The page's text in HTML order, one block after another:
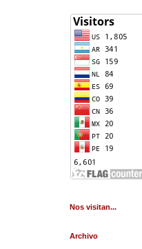
Nos visitan...
Archivo